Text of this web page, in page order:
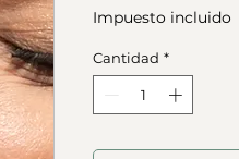
Impuesto incluido
Cantidad *